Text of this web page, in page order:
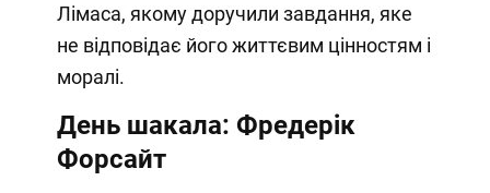
Лімаса, якому доручили завдання, яке
не відповідає його життєвим цінностям і
моралі.
День шакала: Фредерік
Форсайт